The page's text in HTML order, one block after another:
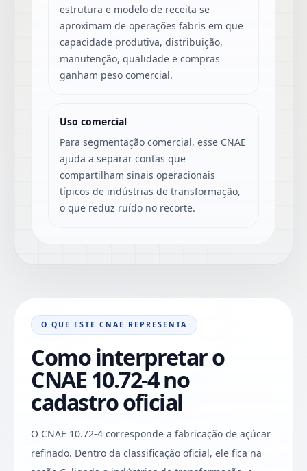
estrutura e modelo de receita se
aproximam de operações fabris em que
capacidade produtiva, distribuição,
manutenção, qualidade e compras
ganham peso comercial.
Uso comercial
Para segmentação comercial, esse CNAE
ajuda a separar contas que
compartilham sinais operacionais
típicos de indústrias de transformação,
o que reduz ruído no recorte.
O QUE ESTE CNAE REPRESENTA
Como interpretar o
CNAE 10.72-4 no
cadastro oficial
O CNAE 10.72-4 corresponde a fabricação de açúcar
refinado. Dentro da classificação oficial, ele fica na